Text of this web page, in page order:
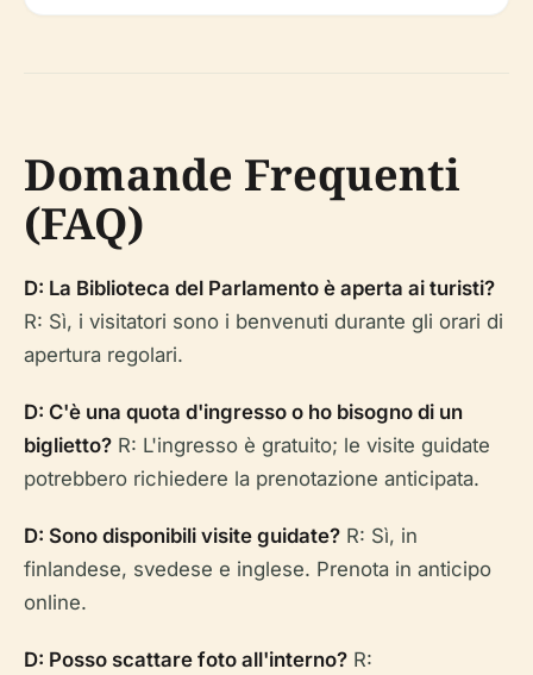
Domande Frequenti
(FAQ)
D: La Biblioteca del Parlamento è aperta ai turisti?
R: Sì, i visitatori sono i benvenuti durante gli orari di
apertura regolari.
D: C'è una quota d'ingresso o ho bisogno di un
biglietto? R: L'ingresso è gratuito; le visite guidate
potrebbero richiedere la prenotazione anticipata.
D: Sono disponibili visite guidate? R: Sì, in
finlandese, svedese e inglese. Prenota in anticipo
online.
D: Posso scattare foto all'interno? R: